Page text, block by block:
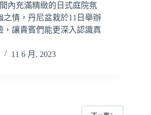
間內充滿精緻的日式庭院氛
之情，丹尼盆栽於11日舉辦
，讓貴賓們能更深入認識真
11 6 月, 2023